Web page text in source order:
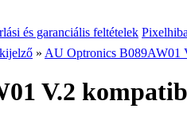
és garanciális feltételek
» AU Optronics B089AW01
V.2